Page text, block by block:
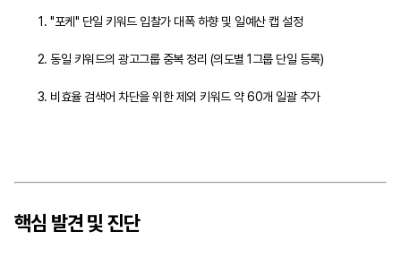
"포케" 단일 키워드 입찰가 대폭 하향 및 일예산 캡 설정
동일 키워드의 광고그룹 중복 정리 (의도별 1그룹 단일 등록)
비효율 검색어 차단을 위한 제외 키워드 약 60개 일괄 추가
핵심 발견 및 진단